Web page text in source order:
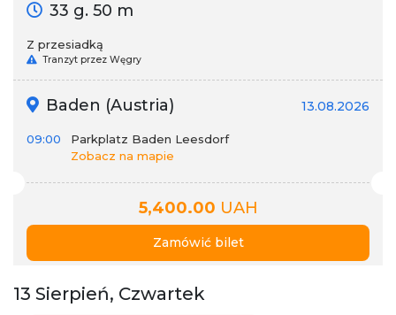
33 g. 50 m
Z przesiadką
Tranzyt przez Węgry
Baden (Austria) 13.08.2026
09:00
Parkplatz Baden Leesdorf
Zobacz na mapie
5,400.00 UAH
Zamówić bilet
13 Sierpień, Czwartek